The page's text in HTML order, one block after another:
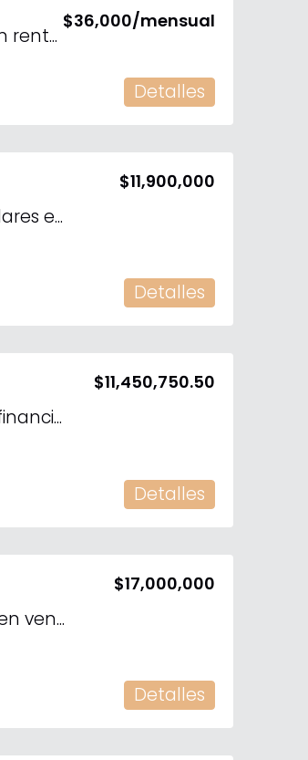
Departamento amueblado en renta en el Yucatán Country Club
$36,000/mensual
Detalles
En venta casa con paneles solares en Nortemerida
$11,900,000
Detalles
Se vende departamento con financiamiento en Altabrisa, Mérida, Yucatán
$11,450,750.50
Detalles
Departamento frente al mar en venta en Telchac Puerto, Progreso, Yucatán
$17,000,000
Detalles